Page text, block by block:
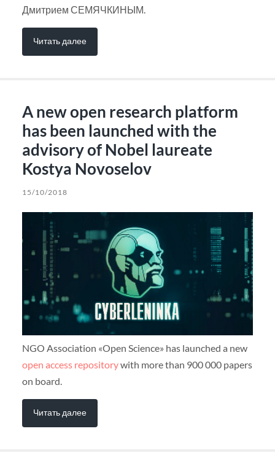
Дмитрием СЕМЯЧКИНЫМ.
Читать далее
A new open research platform
has been launched with the
advisory of Nobel laureate
Kostya Novoselov
15/10/2018
NGO Association «Open Science» has launched a new
open access repositorywith more than 900 000 papers
on board.
Читать далее